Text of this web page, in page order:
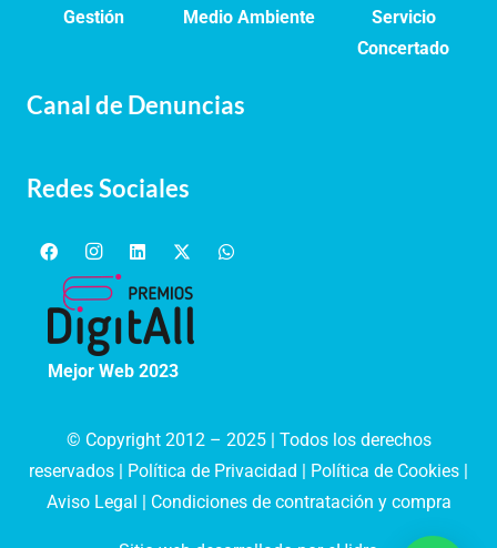
Gestión Medio Ambiente
Servicio
Concertado
Canal de Denuncias
Redes Sociales
Mejor Web 2023
© Copyright 2012 – 2025 | Todos los derechos
reservados | Política de Privacidad | Política de Cookies |
Aviso Legal | Condiciones de contratación y compra